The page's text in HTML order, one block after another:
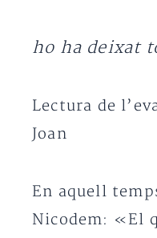
ho ha deixat
Lectura de
Joan
En aquell
Nicodem: «El